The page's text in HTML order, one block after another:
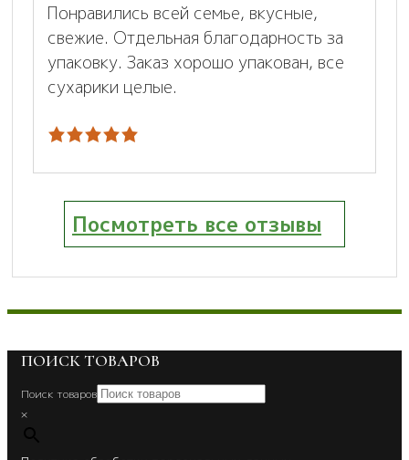
Понравились всей семье, вкусные,
свежие. Отдельная благодарность за
упаковку. Заказ хорошо упакован, все
сухарики целые.
Посмотреть все отзывы
ПОИСК ТОВАРОВ
Поиск товаров
×